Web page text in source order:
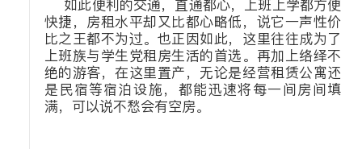
如此便利的交通，直通都心，上班上学都方便
快捷，房租水平却又比都心略低，说它一声性价
比之王都不为过。也正因如此，这里往往成为了
上班族与学生党租房生活的首选。再加上络绎不
绝的游客，在这里置产，无论是经营租赁公寓还
是民宿等宿泊设施，都能迅速将每一间房间填
满，可以说不愁会有空房。